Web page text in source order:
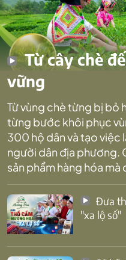
Từ cây chè
vững
Từ vùng chè từng bị bỏ
từng bước khôi phục
300 hộ dân và tạo việc
người dân địa phương.
sản phẩm hàng hóa
"xa lộ số"